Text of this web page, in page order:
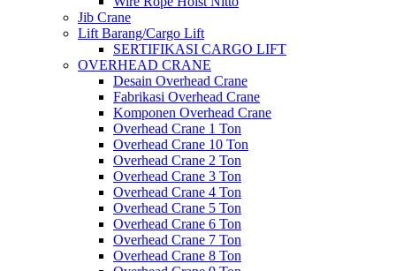
Jib Crane
Lift Barang/Cargo Lift
SERTIFIKASI CARGO LIFT
OVERHEAD CRANE
Desain Overhead Crane
Fabrikasi Overhead Crane
Komponen Overhead Crane
Overhead Crane 1 Ton
Overhead Crane 10 Ton
Overhead Crane 2 Ton
Overhead Crane 3 Ton
Overhead Crane 4 Ton
Overhead Crane 5 Ton
Overhead Crane 6 Ton
Overhead Crane 7 Ton
Overhead Crane 8 Ton